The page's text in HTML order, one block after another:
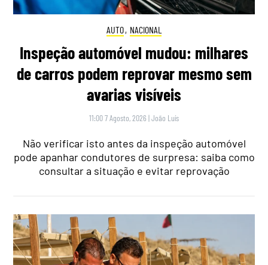
AUTO, NACIONAL
Inspeção automóvel mudou: milhares
de carros podem reprovar mesmo sem
avarias visíveis
11:00 7 Agosto, 2026 |João Luís
Não verificar isto antes da inspeção automóvel
pode apanhar condutores de surpresa: saiba como
consultar a situação e evitar reprovação